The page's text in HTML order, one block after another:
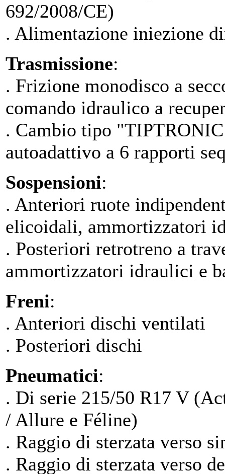
692/2008/CE)
. Alimentazione iniezione
Trasmissione:
. Frizione monodisco a
comando idraulico a
. Cambio tipo
autoadattivo a 6 rapporti
Sospensioni:
. Anteriori ruote
elicoidali, ammortizzatori
. Posteriori retrotreno a
ammortizzatori idraulici e
Freni:
. Anteriori dischi ventilati
. Posteriori dischi
Pneumatici:
. Di serie 215/50 R17 V
/ Allure e Féline)
. Raggio di sterzata verso
. Raggio di sterzata verso